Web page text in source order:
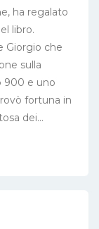
ha regalato
libro.
Giorgio che
sulla
900 e uno
fortuna in
dei...